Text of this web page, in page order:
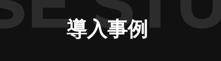
導入事例